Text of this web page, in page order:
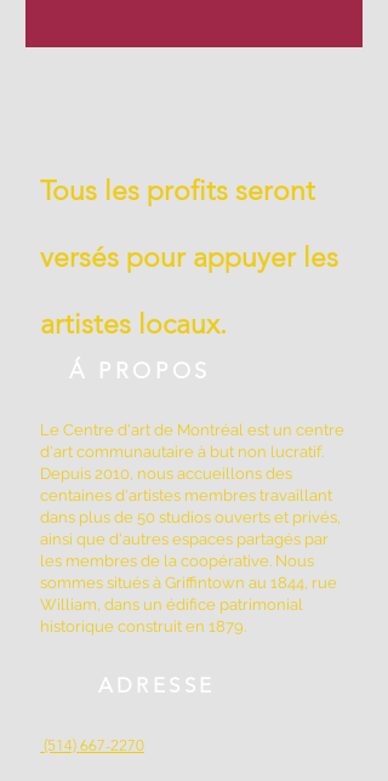
Tous les profits seront
versés pour appuyer les
artistes locaux.
Á PROPOS
Le Centre d'art de Montréal est un centre
d'art communautaire à but non lucratif.
Depuis 2010, nous accueillons des
centaines d'artistes membres travaillant
dans plus de 50 studios ouverts et privés,
ainsi que d'autres espaces partagés par
les membres de la coopérative. Nous
sommes situés à Griffintown au 1844, rue
William, dans un édifice patrimonial
historique construit en 1879.
ADRESSE
(514) 667-2270